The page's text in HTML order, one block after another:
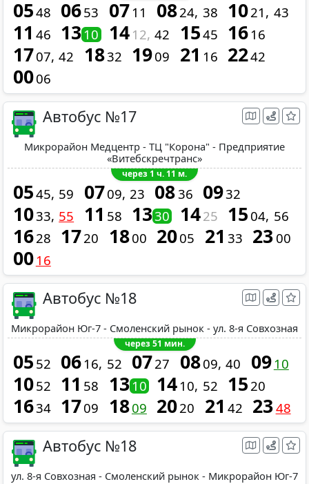
0548 0653 07 11 0824 38 1021 43
11 46 1310 14 12 42 1545 16 16
1707 42 1832 1909 21 16 2242
0006
Автобус №17
Микрорайон Медцентр - ТЦ "Корона" - Предприятие
«Витебскречтранс»
через 1 ч. 11 м.
0545 59 0709 23 0836 0932
1033 55 11 58 1330 1425 15 04 56
1628 1720 1800 2005 21 33 23 00
00 16
Автобус №18
Микрорайон Юг-7 - Смоленский рынок - ул. 8-я Совхозная
через 51 мин.
05 52 06 16 52 0727 0809 40 09 10
1052 11 58 1310 14 10 52 15 20
1634 1709 1809 2020 21 42 2348
Автобус №18
ул. 8-я Совхозная - Смоленский рынок - Микрорайон Юг-7